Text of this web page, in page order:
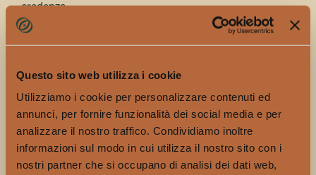
Questo sito web utilizza i cookie
Utilizziamo i cookie per personalizzare contenuti ed
annunci, per fornire funzionalità dei social media e per
analizzare il nostro traffico. Condividiamo inoltre
informazioni sul modo in cui utilizza il nostro sito con i
nostri partner che si occupano di analisi dei dati web,
credenza.
GRINCH SNIFFER
Negroni Please Hat, il cappello è nero come l’umore di
suo negroni senza nemmeno doverlo chiedere.
Akashi Meisei Pack, whiskey giapponese invecchiato in
botti di quercia americana accompagnato dai suoi due